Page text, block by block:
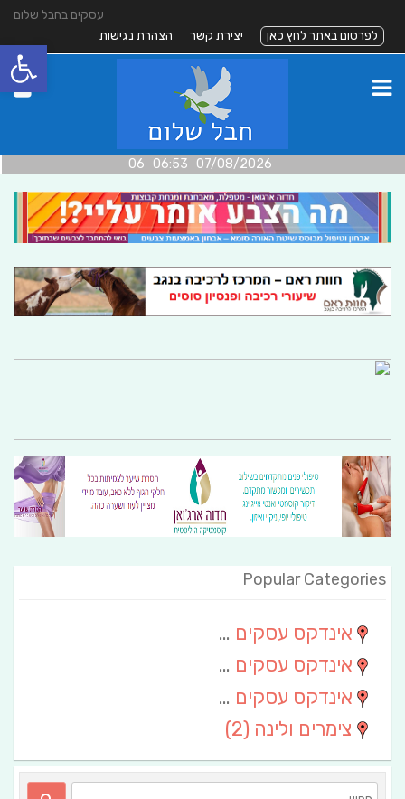
פתח
עסקים בחבל שלום
לפרסום באתר לחץ כאן
יצירת קשר הצהרת נגישות
07/08/2026 06:53 06
Popular Categories
אינדקס עסקים מרחבי
אינדקס עסקים חבל שלום
אינדקס עסקים ארצי
צימרים ולינה (2)